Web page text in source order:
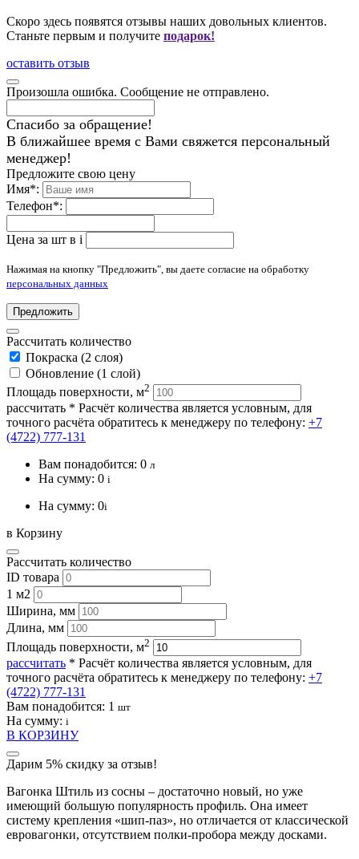
Скоро здесь появятся отзывы наших довольных клиентов.
Станьте первым и получите подарок!
оставить отзыв
Произошла ошибка. Сообщение не отправлено.
Спасибо за обращение!
В ближайшее время с Вами свяжется персональный
менеджер!
Предложите свою цену
Имя*:
Телефон*:
Цена за шт в i
Нажимая на кнопку "Предложить", вы даете согласие на обработку
персональных данных
Предложить
Рассчитать количество
Покраска (2 слоя)
Обновление (1 слой)
Площадь поверхности, м2
рассчитать * Расчёт количества является условным, для
точного расчёта обратитесь к менеджеру по телефону: +7
(4722) 777-131
Вам понадобится: 0 л
На сумму: 0 i
На сумму: 0i
в Корзину
Рассчитать количество
ID товара
1 м2
Ширина, мм
Длина, мм
Площадь поверхности, м2
рассчитать * Расчёт количества является условным, для
точного расчёта обратитесь к менеджеру по телефону: +7
(4722) 777-131
Вам понадобится: 1 шт
На сумму: i
В КОРЗИНУ
Дарим 5% скидку за отзыв!
Вагонка Штиль из сосны – достаточно новый, но уже
имеющий большую популярность профиль. Она имеет
систему крепления «шип-паз», но отличается от классической
евровагонки, отсутствием полки-пробора между досками.